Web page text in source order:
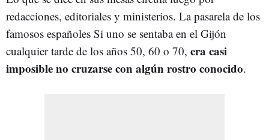
redacciones, editoriales y ministerios. La pasarela de los
famosos españoles Si uno se sentaba en el Gijón
cualquier tarde de los años 50, 60 o 70, era casi
imposible no cruzarse con algún rostro conocido.